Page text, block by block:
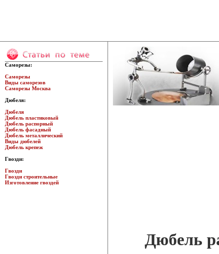
Саморезы:
Саморезы
Виды саморезов
Саморезы Москва
Дюбеля:
Дюбеля
Дюбель пластиковый
Дюбель распорный
Дюбель фасадный
Дюбель металлический
Виды дюбелей
Дюбель крепеж
Гвозди:
Гвозди
Гвозди строительные
Изготовление гвоздей
Дюбель